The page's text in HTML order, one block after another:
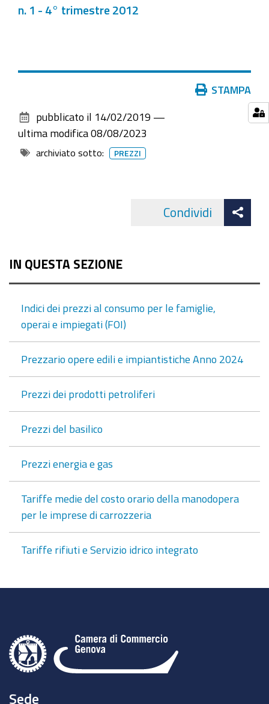
n. 1 - 4° trimestre 2012
documento
STAMPA
pubblicato il 14/02/2019 —
ultima modifica 08/08/2023
archiviato sotto: PREZZI
Condividi
IN QUESTA SEZIONE
Indici dei prezzi al consumo per le famiglie,
operai e impiegati (FOI)
Prezzario opere edili e impiantistiche Anno 2024
Prezzi dei prodotti petroliferi
Prezzi del basilico
Prezzi energia e gas
Tariffe medie del costo orario della manodopera
per le imprese di carrozzeria
Tariffe rifiuti e Servizio idrico integrato
Sede